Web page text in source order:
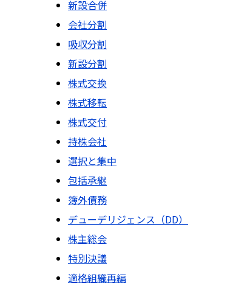
新設合併
会社分割
吸収分割
新設分割
株式交換
株式移転
株式交付
持株会社
選択と集中
包括承継
簿外債務
デューデリジェンス（DD）
株主総会
特別決議
適格組織再編